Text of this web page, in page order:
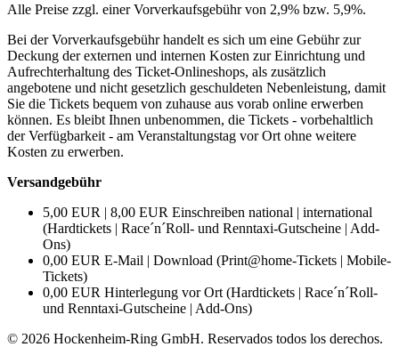
Alle Preise zzgl. einer Vorverkaufsgebühr von 2,9% bzw. 5,9%.
Bei der Vorverkaufsgebühr handelt es sich um eine Gebühr zur
Deckung der externen und internen Kosten zur Einrichtung und
Aufrechterhaltung des Ticket-Onlineshops, als zusätzlich
angebotene und nicht gesetzlich geschuldeten Nebenleistung, damit
Sie die Tickets bequem von zuhause aus vorab online erwerben
können. Es bleibt Ihnen unbenommen, die Tickets - vorbehaltlich
der Verfügbarkeit - am Veranstaltungstag vor Ort ohne weitere
Kosten zu erwerben.
Versandgebühr
5,00 EUR | 8,00 EUR Einschreiben national | international
(Hardtickets | Race´n´Roll- und Renntaxi-Gutscheine | Add-
Ons)
0,00 EUR E-Mail | Download (Print@home-Tickets | Mobile-
Tickets)
0,00 EUR Hinterlegung vor Ort (Hardtickets | Race´n´Roll-
und Renntaxi-Gutscheine | Add-Ons)
© 2026 Hockenheim-Ring GmbH. Reservados todos los derechos.